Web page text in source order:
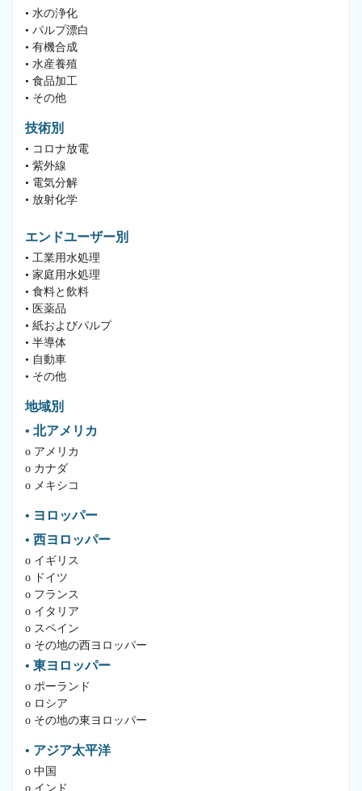
• 水の浄化
• パルプ漂白
• 有機合成
• 水産養殖
• 食品加工
• その他
技術別
• コロナ放電
• 紫外線
• 電気分解
• 放射化学
エンドユーザー別
• 工業用水処理
• 家庭用水処理
• 食料と飲料
• 医薬品
• 紙およびパルプ
• 半導体
• 自動車
• その他
地域別
• 北アメリカ
o アメリカ
o カナダ
o メキシコ
• ヨロッパー
• 西ヨロッパー
o イギリス
o ドイツ
o フランス
o イタリア
o スペイン
o その地の西ヨロッパー
• 東ヨロッパー
o ポーランド
o ロシア
o その地の東ヨロッパー
• アジア太平洋
o 中国
o インド